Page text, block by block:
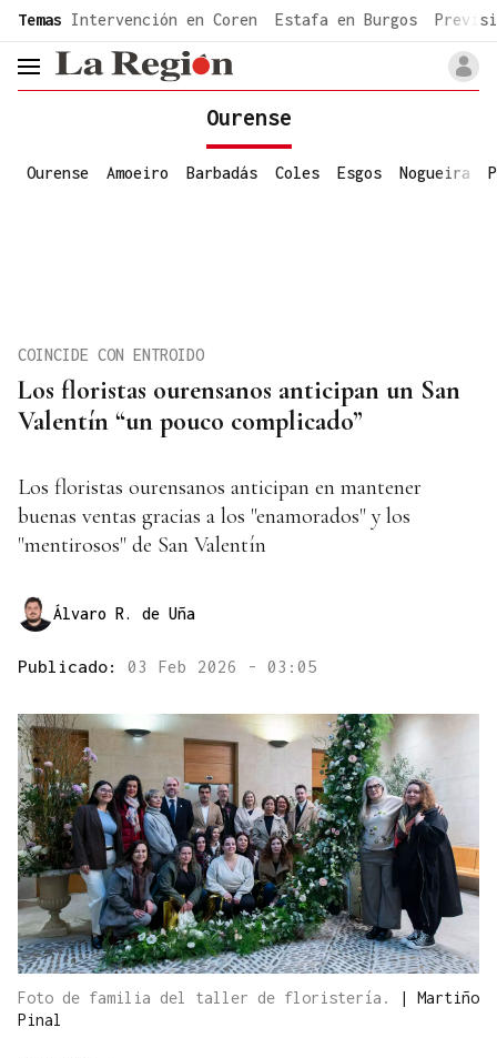
common.go-to-content
Temas Intervención en Coren Estafa en Burgos
header.menu.open
Ourense
Ourense Amoeiro Barbadás Coles Esgos Nogueira
Los floristas ourensanos anticipan un San
Valentín “un pouco complicado”
COINCIDE CON ENTROIDO
Los floristas ourensanos anticipan en mantener
buenas ventas gracias a los "enamorados" y los
"mentirosos" de San Valentín
Álvaro R. de Uña
Publicado: 03 Feb 2026 - 03:05
Foto de familia del taller de floristería. | Martiño
Pinal